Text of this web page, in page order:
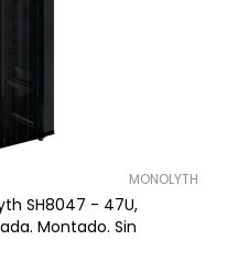
MONOLYTH
SH8047 - 47U,
Montado. Sin